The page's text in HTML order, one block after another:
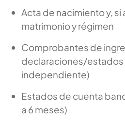
Acta de nacimiento y, si
matrimonio y régimen
Comprobantes de
declaraciones/estados
independiente)
Estados de cuenta
a 6 meses)